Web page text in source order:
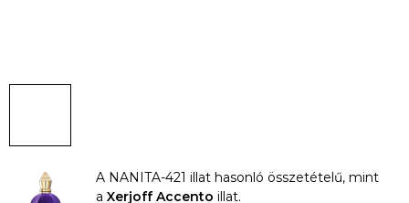
A NANITA-421 illat hasonló összetételű, mint
a Xerjoff Accento illat.